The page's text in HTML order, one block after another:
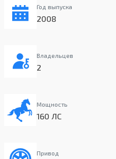
Год выпуска
2008
Владельцев
2
Мощность
160 ЛС
Привод